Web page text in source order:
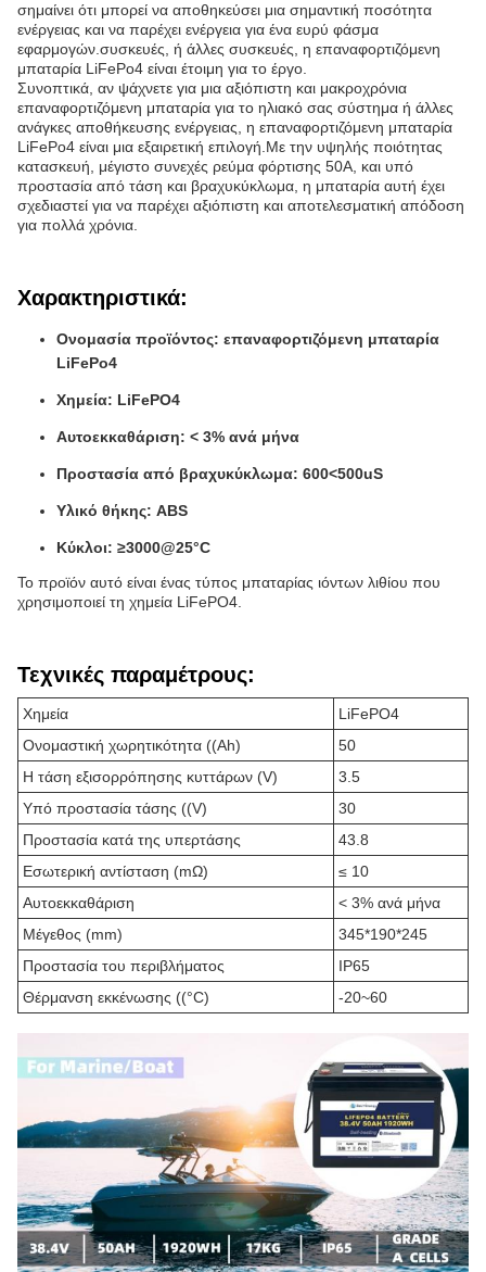
σημαίνει ότι μπορεί να αποθηκεύσει μια σημαντική ποσότητα
ενέργειας και να παρέχει ενέργεια για ένα ευρύ φάσμα
εφαρμογών.συσκευές, ή άλλες συσκευές, η επαναφορτιζόμενη
μπαταρία LiFePo4 είναι έτοιμη για το έργο.
Συνοπτικά, αν ψάχνετε για μια αξιόπιστη και μακροχρόνια
επαναφορτιζόμενη μπαταρία για το ηλιακό σας σύστημα ή άλλες
ανάγκες αποθήκευσης ενέργειας, η επαναφορτιζόμενη μπαταρία
LiFePo4 είναι μια εξαιρετική επιλογή.Με την υψηλής ποιότητας
κατασκευή, μέγιστο συνεχές ρεύμα φόρτισης 50A, και υπό
προστασία από τάση και βραχυκύκλωμα, η μπαταρία αυτή έχει
σχεδιαστεί για να παρέχει αξιόπιστη και αποτελεσματική απόδοση
για πολλά χρόνια.
Χαρακτηριστικά:
Ονομασία προϊόντος: επαναφορτιζόμενη μπαταρία
LiFePo4
Χημεία: LiFePO4
Αυτοεκκαθάριση: < 3% ανά μήνα
Προστασία από βραχυκύκλωμα: 600<500uS
Υλικό θήκης: ABS
Κύκλοι: ≥3000@25°C
Το προϊόν αυτό είναι ένας τύπος μπαταρίας ιόντων λιθίου που
χρησιμοποιεί τη χημεία LiFePO4.
Τεχνικές παραμέτρους:
Χημεία
LiFePO4
Ονομαστική χωρητικότητα ((Ah)
50
Η τάση εξισορρόπησης κυττάρων (V)
3.5
Υπό προστασία τάσης ((V)
30
Προστασία κατά της υπερτάσης
43.8
Εσωτερική αντίσταση (mΩ)
≤ 10
Αυτοεκκαθάριση
< 3% ανά μήνα
Μέγεθος (mm)
345*190*245
Προστασία του περιβλήματος
IP65
Θέρμανση εκκένωσης ((°C)
-20~60